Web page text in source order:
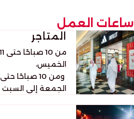
ساعات العمل
المتاجر
الخميس،
الجمعة إلى السبت